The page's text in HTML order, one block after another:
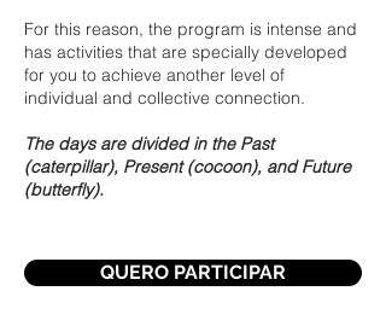
For this reason, the program is intense and
has activities that are specially developed
for you to achieve another level of
individual and collective connection.
The days are divided in the Past
(caterpillar), Present (cocoon), and Future
(butterfly).
QUERO PARTICIPAR